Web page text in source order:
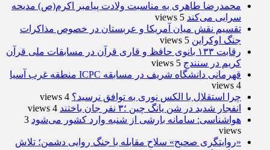
محمدرضا طاهری به مناسبت ولادت پیامبر اکرم(ص) مدیحه
سرایی می‌کند 5 views
تقسیم نقش میان آمریکا و عربستان در خصوص مذاکرات
جنگ اوکراین 5 views
رقابت ۱۳۳ بانوی حافظ و قاری قرآن در مسابقات ملی قرآن
کریم در سنندج 5 views
قهرمانی دانشگاه شریف در مسابقه ICPC منطقه غرب آسیا
4 views
چرا استقلال با الکس نوری به توافق نرسید؟ 4 views
انفجار شدید در شن یانگ چین ؛۳ نفر جان باختند
4 views
هواشناسی: سامانه بارشی از شنبه وارد کشور می‌شود 3
views
«روایتگری صحیح» سلاح مقابله با جنگ روایی دشمن؛ تلاش